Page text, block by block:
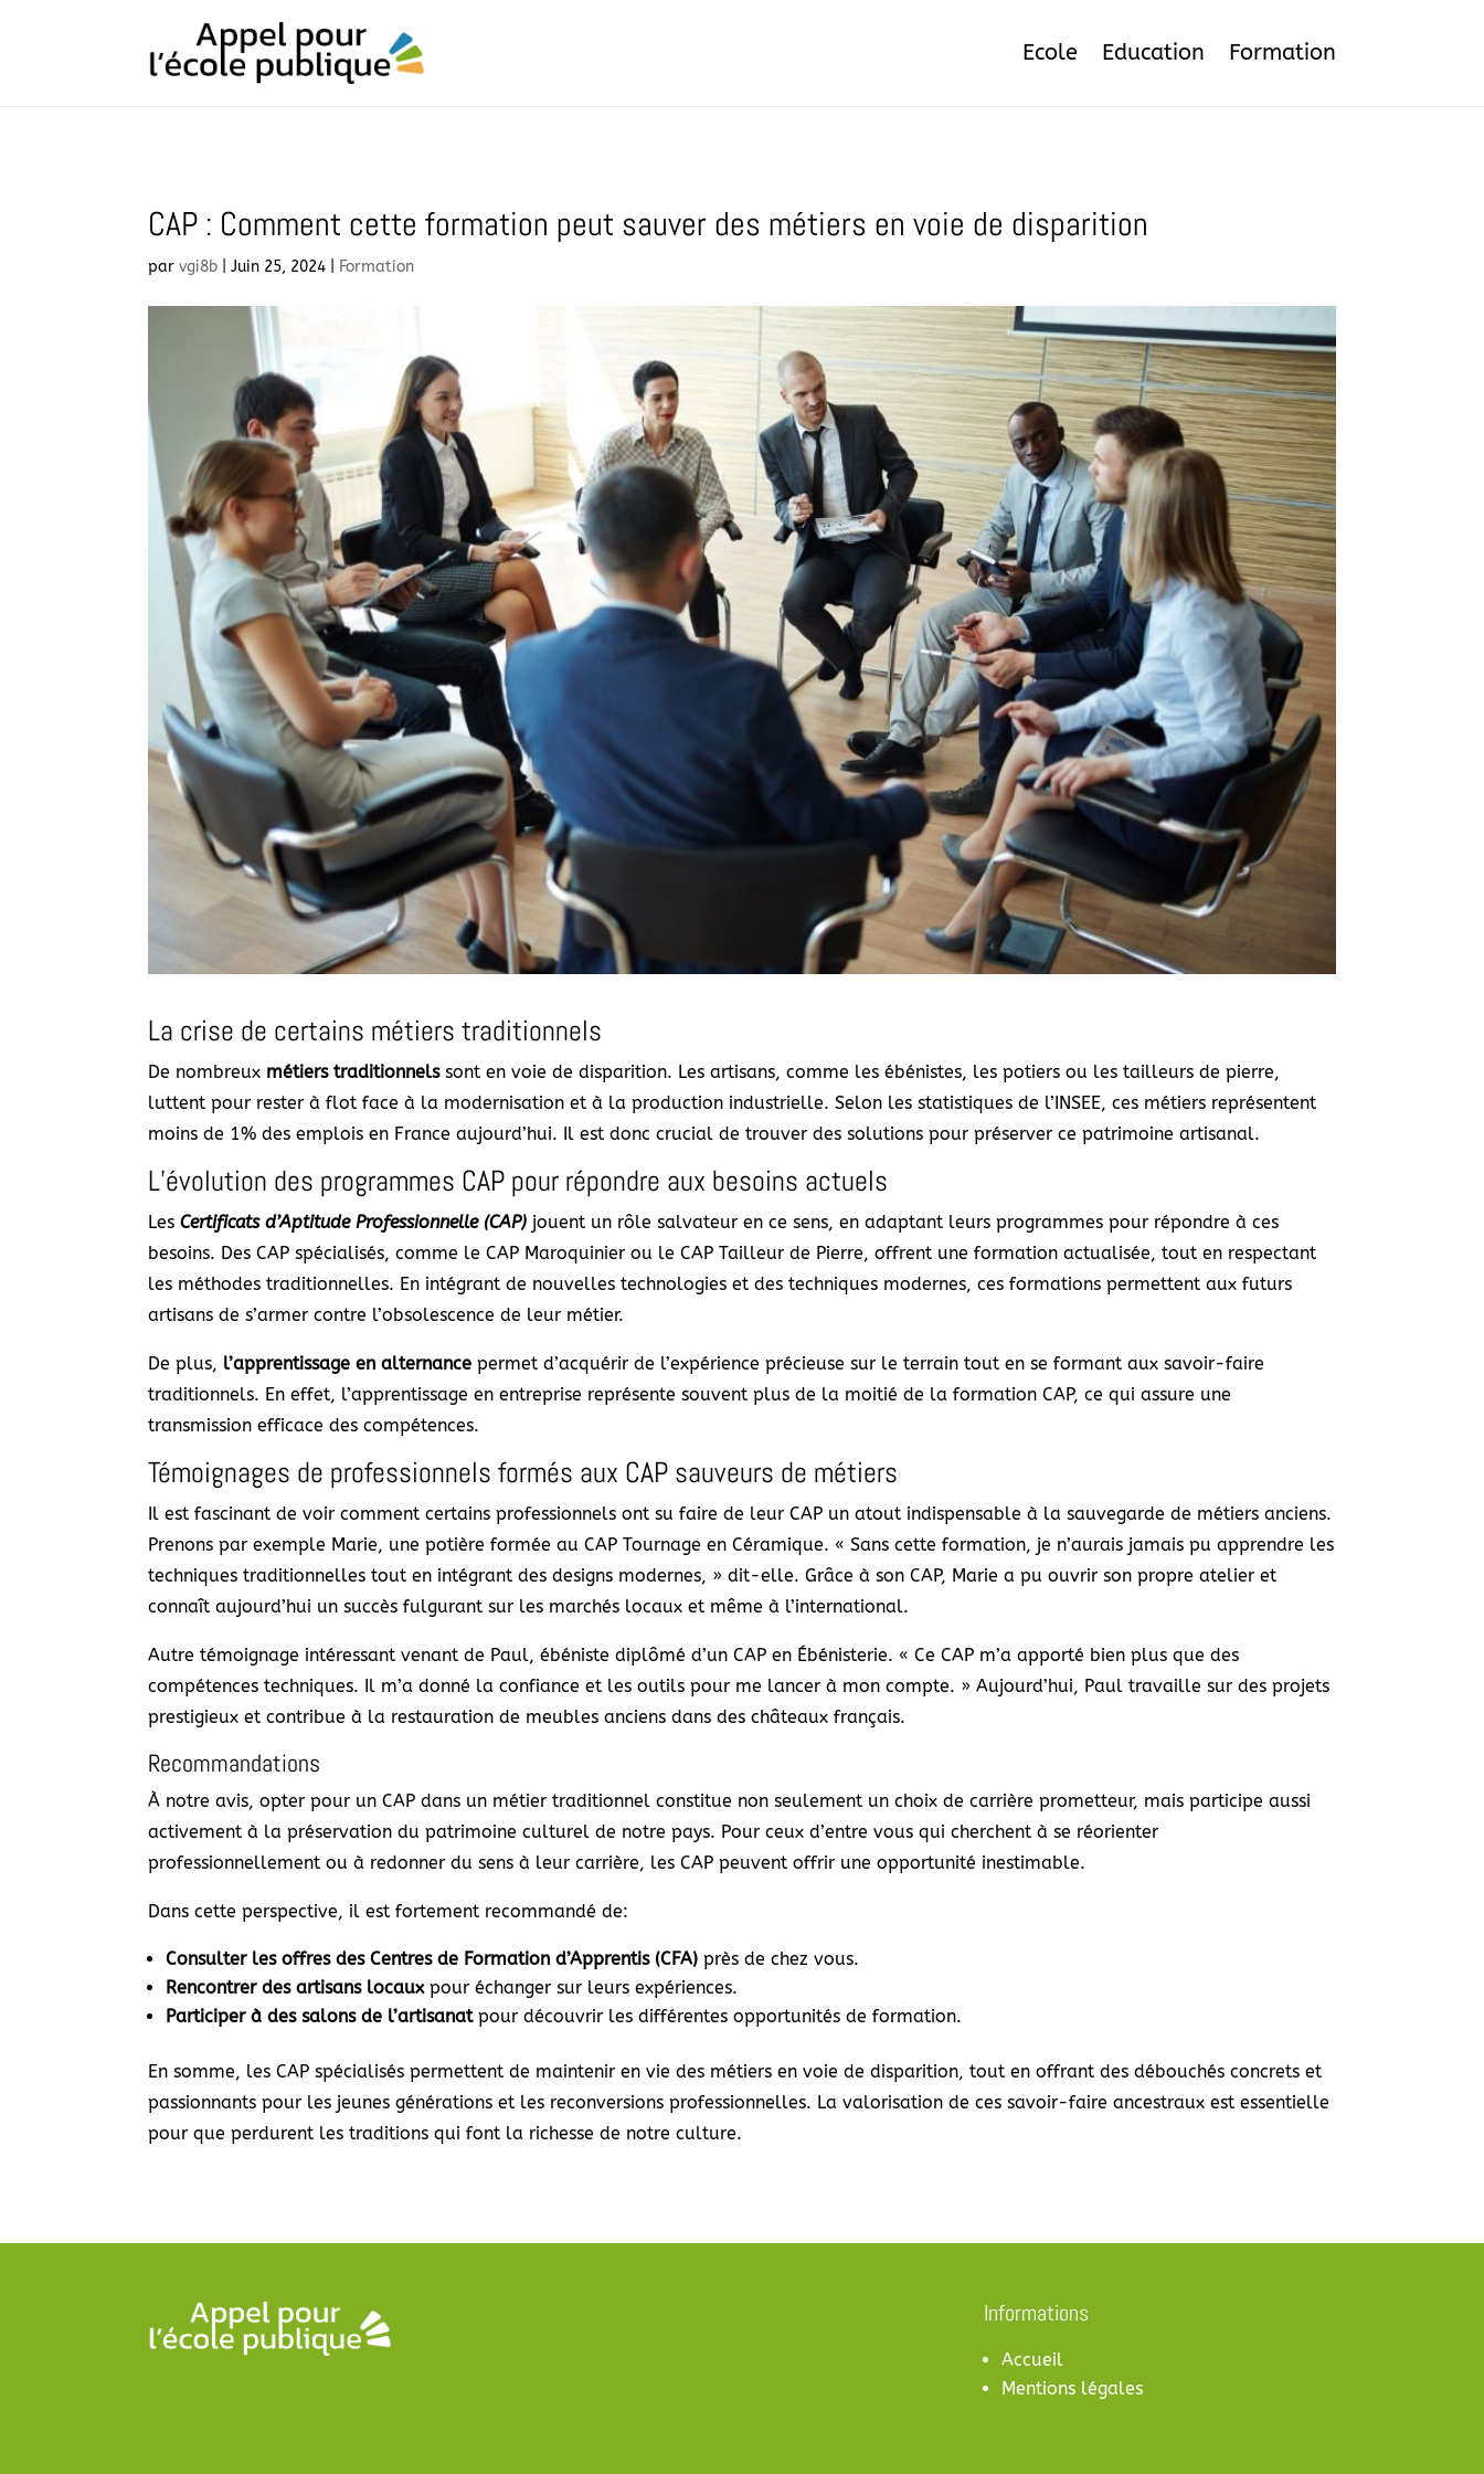
Ecole Education Formation
CAP : Comment cette formation peut sauver des métiers en voie de disparition
parvgi8b |Juin 25, 2024 Formation
La crise de certains métiers traditionnels
De nombreux métiers traditionnelssont en voie de disparition. Les artisans, comme les ébénistes, les potiers ou les tailleurs de pierre,
luttent pour rester à flot face à la modernisation et à la production industrielle. Selon les statistiques de l’INSEE, ces métiers représentent
moins de 1% des emplois en France aujourd’hui. Il est donc crucial de trouver des solutions pour préserver ce patrimoine artisanal.
L’évolution des programmes CAP pour répondre aux besoins actuels
LesCertificats d’Aptitude Professionnelle (CAP) jouent un rôle salvateur en ce sens, en adaptant leurs programmes pour répondre à ces
besoins. Des CAP spécialisés, comme le CAP Maroquinier ou le CAP Tailleur de Pierre, offrent une formation actualisée, tout en respectant
les méthodes traditionnelles. En intégrant de nouvelles technologies et des techniques modernes, ces formations permettent aux futurs
artisans de s’armer contre l’obsolescence de leur métier.
De plus, l’apprentissage en alternance permet d’acquérir de l’expérience précieuse sur le terrain tout en se formant aux savoir-faire
traditionnels. En effet, l’apprentissage en entreprise représente souvent plus de la moitié de la formation CAP, ce qui assure une
transmission efficace des compétences.
Témoignages de professionnels formés aux CAP sauveurs de métiers
Il est fascinant de voir comment certains professionnels ont su faire de leur CAP un atout indispensable à la sauvegarde de métiers anciens.
Prenons par exemple Marie, une potière formée au CAP Tournage en Céramique. « Sans cette formation, je n’aurais jamais pu apprendre les
techniques traditionnelles tout en intégrant des designs modernes, » dit-elle. Grâce à son CAP, Marie a pu ouvrir son propre atelier et
connaît aujourd’hui un succès fulgurant sur les marchés locaux et même à l’international.
Autre témoignage intéressant venant de Paul, ébéniste diplômé d’un CAP en Ébénisterie. « Ce CAP m’a apporté bien plus que des
compétences techniques. Il m’a donné la confiance et les outils pour me lancer à mon compte. » Aujourd’hui, Paul travaille sur des projets
prestigieux et contribue à la restauration de meubles anciens dans des châteaux français.
Recommandations
À notre avis, opter pour un CAP dans un métier traditionnel constitue non seulement un choix de carrière prometteur, mais participe aussi
activement à la préservation du patrimoine culturel de notre pays. Pour ceux d’entre vous qui cherchent à se réorienter
professionnellement ou à redonner du sens à leur carrière, les CAP peuvent offrir une opportunité inestimable.
Dans cette perspective, il est fortement recommandé de:
Consulter les offres des Centres de Formation d’Apprentis (CFA) près de chez vous.
Rencontrer des artisans locauxpour échanger sur leurs expériences.
Participer à des salons de l’artisanatpour découvrir les différentes opportunités de formation.
En somme, les CAP spécialisés permettent de maintenir en vie des métiers en voie de disparition, tout en offrant des débouchés concrets et
passionnants pour les jeunes générations et les reconversions professionnelles. La valorisation de ces savoir-faire ancestraux est essentielle
pour que perdurent les traditions qui font la richesse de notre culture.
Informations
Accueil
Mentions légales